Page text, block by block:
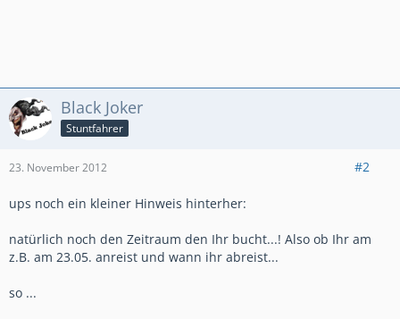
Black Joker
Stuntfahrer
23. November 2012 #2
ups noch ein kleiner Hinweis hinterher:
natürlich noch den Zeitraum den Ihr bucht...! Also ob Ihr am
z.B. am 23.05. anreist und wann ihr abreist...
so ...